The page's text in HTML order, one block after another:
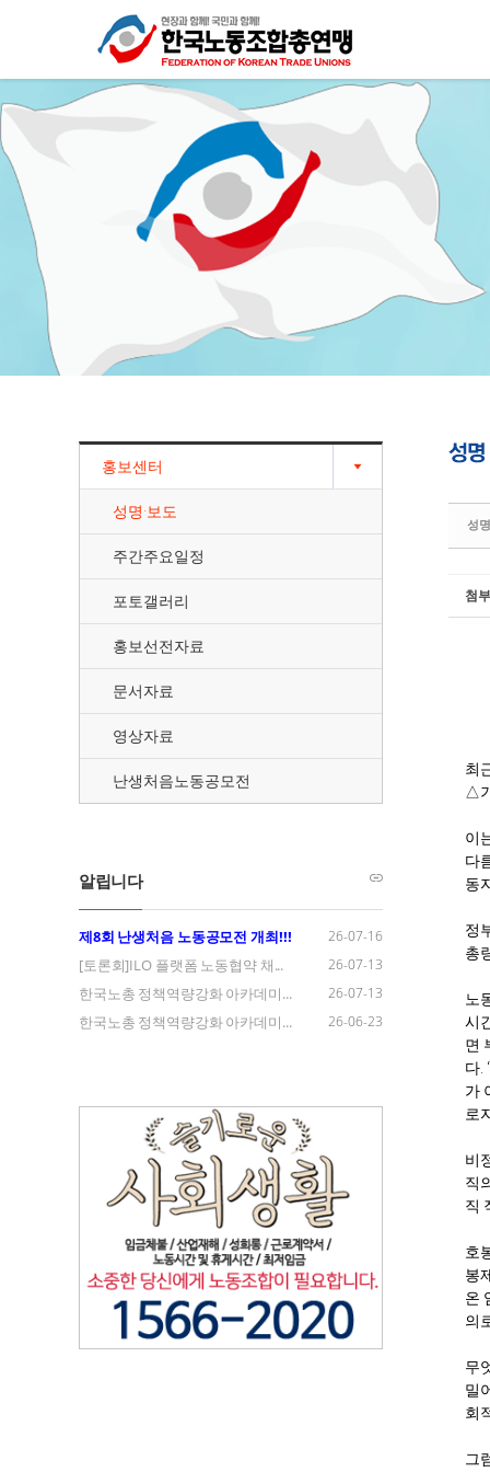
홍보센터
성명·보도
주간주요일정
포토갤러리
홍보선전자료
문서자료
영상자료
난생처음노동공모전
알립니다
제8회 난생처음 노동공모전 개최!!! 26-07-16
[토론회]ILO 플랫폼 노동협약 채... 26-07-13
한국노총 정책역량강화 아카데미... 26-07-13
한국노총 정책역량강화 아카데미... 26-06-23
성명
첨부
최
△
이
다
동
정
총
노
시
면
다.
가
로
비
직
직
호
봉
온
의
무
밀
회
그